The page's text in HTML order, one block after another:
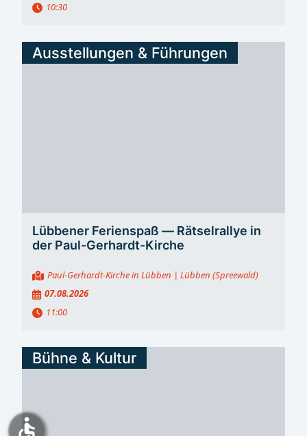
10:30
Ausstellungen & Führungen
Lübbener Ferienspaß ― Rätselrallye in
der Paul-Gerhardt-Kirche
Paul-Gerhardt-Kirche in Lübben | Lübben (Spreewald)
07.08.2026
11:00
Bühne & Kultur
accessible